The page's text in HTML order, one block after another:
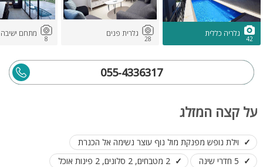
42
גלריה כללית
28
גלרית פנים
8
מתחם ישיבה
055-4336317
על קצה המזלג
וילת נופש מפנקת מול נוף עוצר נשימה אל הכנרת
5 חדרי שינה
2 מטבחים, 2 סלונים, 2 פינות אוכל